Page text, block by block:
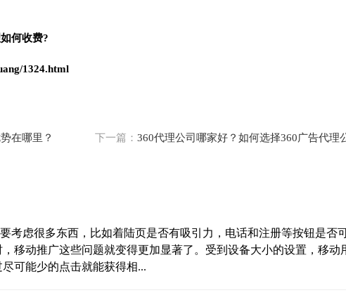
何收费?
1324.html
在哪里？ 下一篇： 360代理公司哪家好？如何选择360广告代理
考虑很多东西，比如着陆页是否有吸引力，电话和注册等按钮是否
移动推广这些问题就变得更加显著了。受到设备大小的设置，移动
可能少的点击就能获得相...